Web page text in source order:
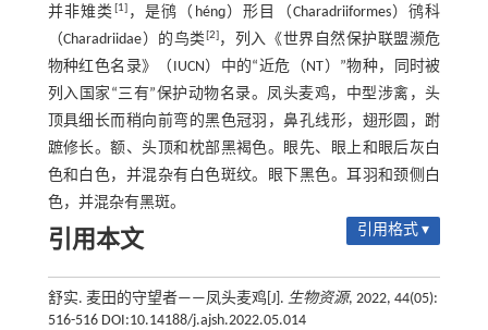
并非雉类 [1]，是鸻（hénɡ）形目（Charadriiformes）鸻科
（Charadriidae）的鸟类 [2]，列入《世界自然保护联盟濒危
物种红色名录》（IUCN）中的“近危（NT）”物种，同时被
列入国家“三有”保护动物名录。凤头麦鸡，中型涉禽，头
顶具细长而稍向前弯的黑色冠羽，鼻孔线形，翅形圆，跗
蹠修长。额、头顶和枕部黑褐色。眼先、眼上和眼后灰白
色和白色，并混杂有白色斑纹。眼下黑色。耳羽和颈侧白
色，并混杂有黑斑。
引用本文 引用格式 ▾
舒实. 麦田的守望者——凤头麦鸡[J]. 生物资源, 2022, 44(05):
516-516 DOI:10.14188/j.ajsh.2022.05.014